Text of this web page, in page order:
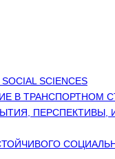
SCIENCES
В ТРАНСПОРТНОМ
ПЕРСПЕКТИВЫ,